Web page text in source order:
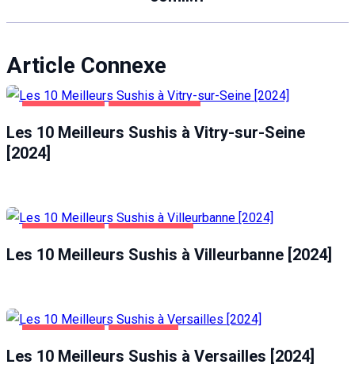
Article Connexe
Les 10 Meilleurs Sushis à Vitry-sur-Seine
[2024]
Les 10 Meilleurs Sushis à Villeurbanne [2024]
Les 10 Meilleurs Sushis à Versailles [2024]